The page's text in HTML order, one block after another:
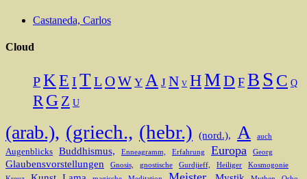
Castaneda, Carlos
Cloud
PKE I T L OW Y A J N V HMD F B S C Q
R G Z U
(arab.), (griech., (hebr.) (nord.), A auch
Augenblicks Buddhismus, Enneagramm, Erfahrung Europa Georg
Glaubensvorstellungen Gnosis, gnostische Gurdjieff, Heiliger
Kosmogonie